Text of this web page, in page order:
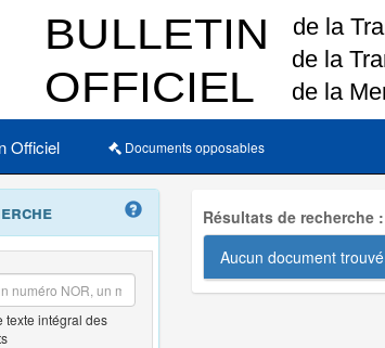
Officiel Documents opposables
texte intégral des
Résultats de recherche
Aucun document trouvé